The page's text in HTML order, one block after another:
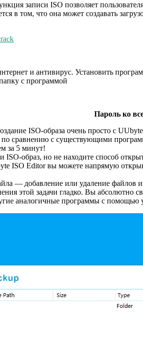
записи ISO позволяет
в том, что она может создавать
и антивирус. Установить
с программой
Пароль ко
ISO-образа очень просто с
сравнению с существующими
за 5 минут!
образ, но не находите способ
ISO Editor вы можете напрямую
— добавление или удаление файлов
этой задачи гладко. Вы абсолютно
аналогичные программы с